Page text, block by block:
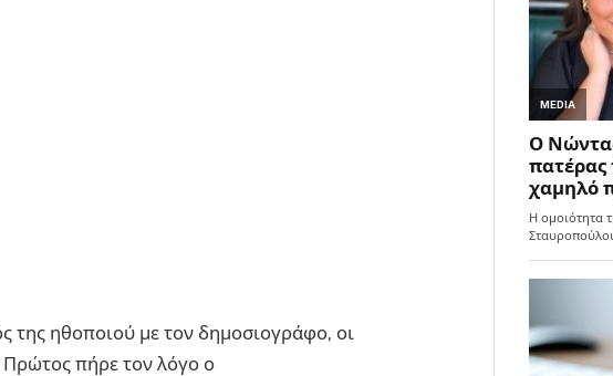
της ηθοποιού με τον δημοσιογράφο, οι
Πρώτος πήρε τον λόγο ο